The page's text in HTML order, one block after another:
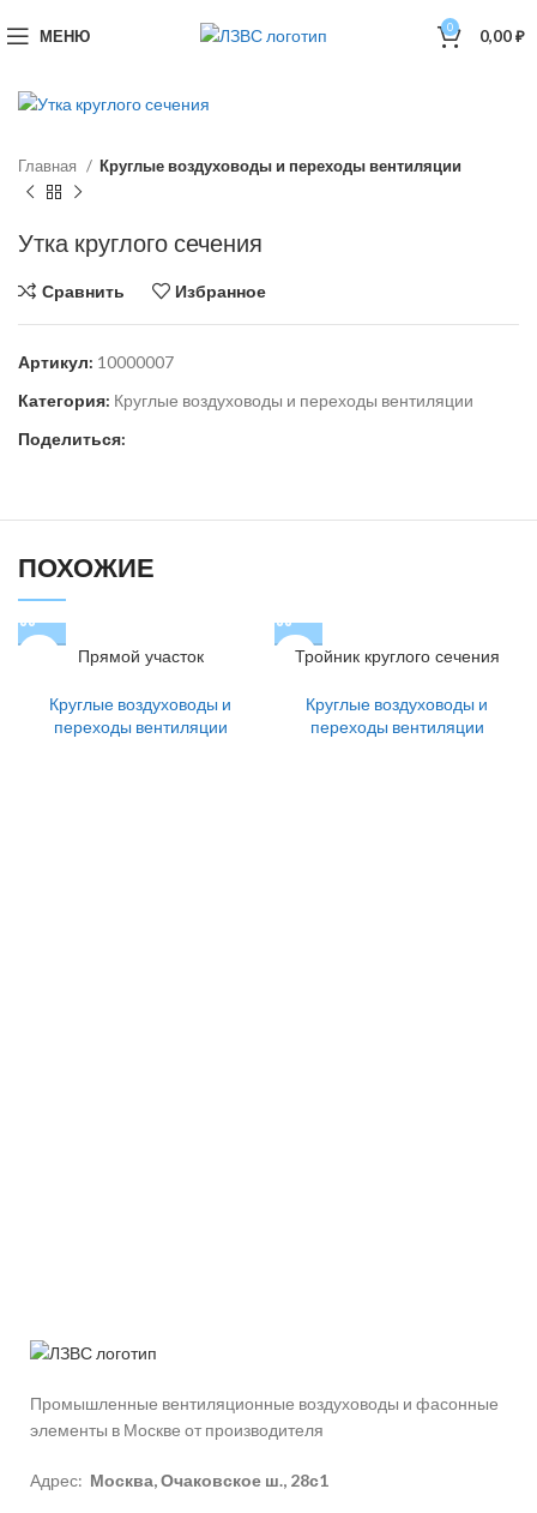
МЕНЮ 0 0,00₽
Главная Круглые воздуховоды и переходы вентиляции
Утка круглого сечения
Сравнить Избранное
Артикул: 10000007
Категория: Круглые воздуховоды и переходы вентиляции
Поделиться:
ПОХОЖИЕ
Прямой участок
Круглые воздуховоды и
переходы вентиляции
Тройник круглого сечения
Круглые воздуховоды и
переходы вентиляции
Промышленные вентиляционные воздуховоды и фасонные
элементы в Москве от производителя
Адрес: Москва, Очаковское ш., 28с1